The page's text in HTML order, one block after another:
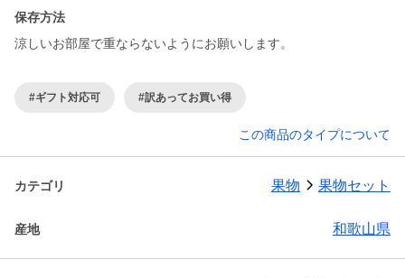
保存方法
涼しいお部屋で重ならないようにお願いします。
#ギフト対応可 #訳あってお買い得
この商品のタイプについて
カテゴリ 果物 果物セット
産地 和歌山県